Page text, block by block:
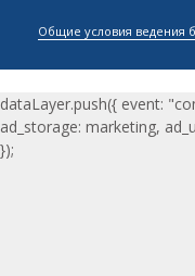
Общие условия ведения
dataLayer.push({ event:
ad_storage: marketing,
});